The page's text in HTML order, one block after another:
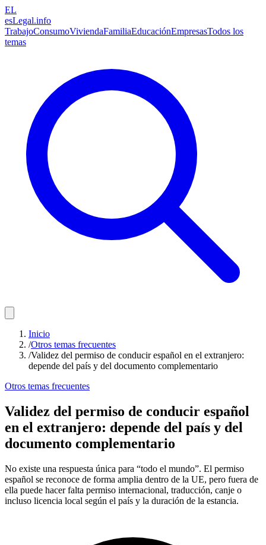
EL
esLegal.info
TrabajoConsumoViviendaFamiliaEducaciónEmpresasTodos los
temas
Inicio
/Otros temas frecuentes
/Validez del permiso de conducir español en el extranjero:
depende del país y del documento complementario
Otros temas frecuentes
Validez del permiso de conducir español
en el extranjero: depende del país y del
documento complementario
No existe una respuesta única para “todo el mundo”. El permiso
español se reconoce de forma amplia dentro de la UE, pero fuera de
ella puede hacer falta permiso internacional, traducción, canje o
incluso licencia local según el país y la duración de la estancia.